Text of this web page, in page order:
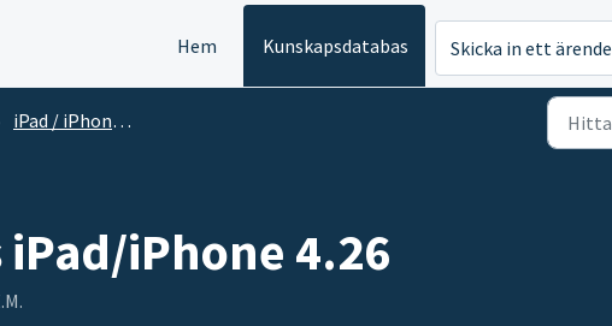
Hem Kunskapsdatabas Skicka in ett ärende
iPad / iPhone app
iPad/iPhone 4.26